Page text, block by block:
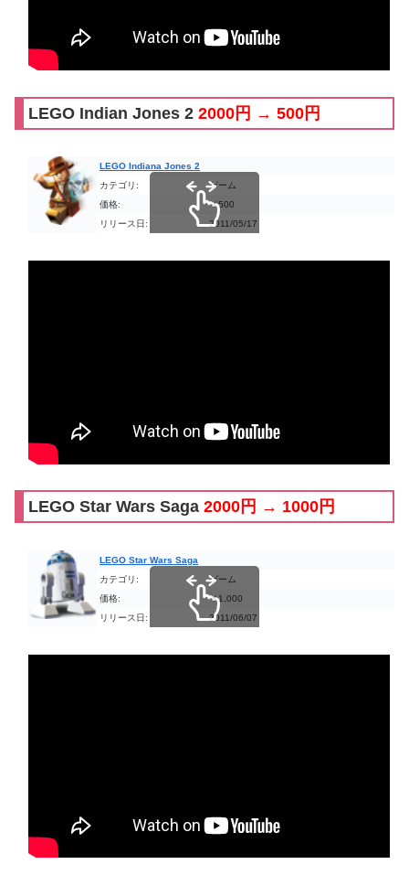
LEGO Indian Jones 2 2000円 → 500円
LEGO Indiana Jones 2
カテゴリ:
ゲーム
価格:
￥500
リリース日:
2011/05/17
LEGO Star Wars Saga 2000円 → 1000円
LEGO Star Wars Saga
カテゴリ:
ゲーム
価格:
￥1,000
リリース日:
2011/06/07